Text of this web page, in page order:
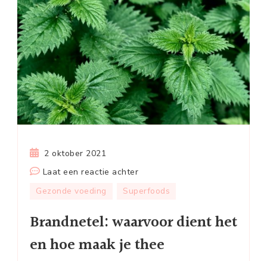
2 oktober 2021
Laat een reactie achterop
Brandnetel:
dient
en
Gezonde voeding Superfoods
Brandnetel: waarvoor dient het
en hoe maak je thee